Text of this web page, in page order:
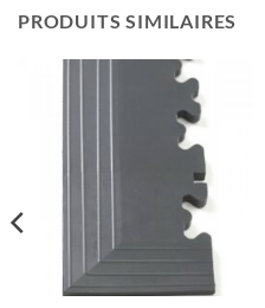
PRODUITS SIMILAIRES